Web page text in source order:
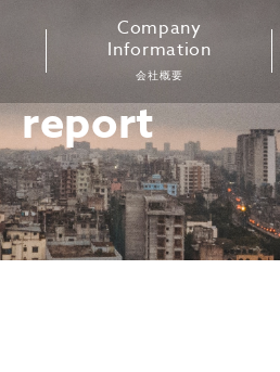
Company
Information
会社概要
report